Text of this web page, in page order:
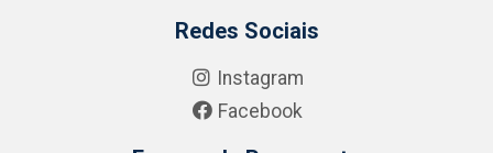
Redes Sociais
Instagram
Facebook